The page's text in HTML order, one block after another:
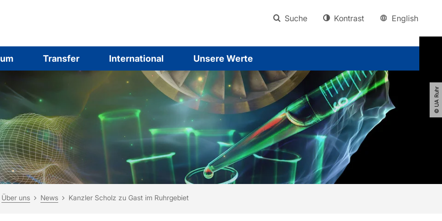
Suche Kontrast English
Transfer International Unsere Werte
© UA Ruhr
hier:
Über uns News Kanzler Scholz zu Gast im Ruhrgebiet